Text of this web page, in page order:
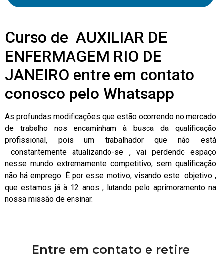
Curso de AUXILIAR DE
ENFERMAGEM RIO DE
JANEIRO entre em contato
conosco pelo Whatsapp
As profundas modificações que estão ocorrendo no mercado
de trabalho nos encaminham à busca da qualificação
profissional, pois um trabalhador que não está
constantemente atualizando-se , vai perdendo espaço
nesse mundo extremamente competitivo, sem qualificação
não há emprego. É por esse motivo, visando este objetivo ,
que estamos já à 12 anos , lutando pelo aprimoramento na
nossa missão de ensinar.
Entre em contato e retire